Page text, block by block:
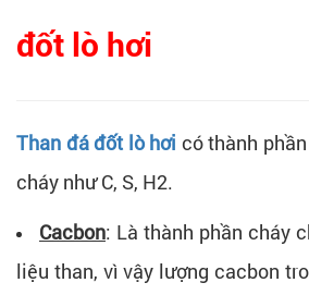
đốt lò hơi
Than đá đốt lò hơi có thành
cháy như C, S, H2.
Cacbon: Là thành phần cháy
liệu than, vì vậy lượng cacbon